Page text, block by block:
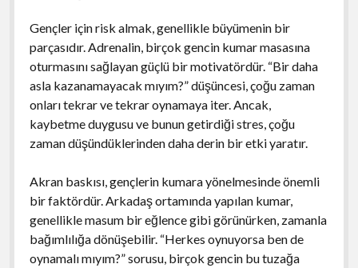
Gençler için risk almak, genellikle büyümenin bir
parçasıdır. Adrenalin, birçok gencin kumar masasına
oturmasını sağlayan güçlü bir motivatördür. “Bir daha
asla kazanamayacak mıyım?” düşüncesi, çoğu zaman
onları tekrar ve tekrar oynamaya iter. Ancak,
kaybetme duygusu ve bunun getirdiği stres, çoğu
zaman düşündüklerinden daha derin bir etki yaratır.
Akran baskısı, gençlerin kumara yönelmesinde önemli
bir faktördür. Arkadaş ortamında yapılan kumar,
genellikle masum bir eğlence gibi görünürken, zamanla
bağımlılığa dönüşebilir. “Herkes oynuyorsa ben de
oynamalı mıyım?” sorusu, birçok gencin bu tuzağa